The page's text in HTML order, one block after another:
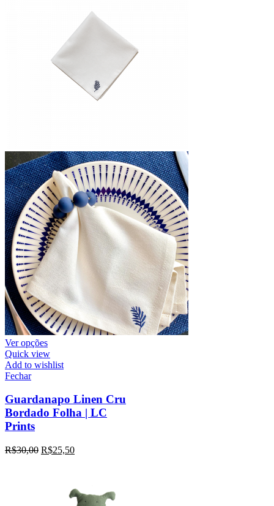
Ver opções
Quick view
Add to wishlist
Fechar
Guardanapo Linen Cru
Bordado Folha | LC
Prints
R$30,00 R$25,50